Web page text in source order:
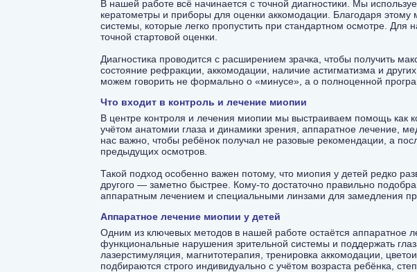
В нашей работе всё начинается с точной диагностики. Мы
кератометры и приборы для оценки аккомодации. Благодаря
системы, которые легко пропустить при стандартном осмотре.
точной стартовой оценки.
Диагностика проводится с расширением зрачка, чтобы получить
состояние рефракции, аккомодации, наличие астигматизма и
можем говорить не формально о «минусе», а о полноценной
Что входит в контроль и лечение миопии
В центре контроля и лечения миопии мы выстраиваем помощь как
учётом анатомии глаза и динамики зрения, аппаратное лечение,
нас важно, чтобы ребёнок получал не разовые рекомендации, а
предыдущих осмотров.
Такой подход особенно важен потому, что миопия у детей редко
другого — заметно быстрее. Кому-то достаточно правильно
аппаратным лечением и специальными линзами для замедления
Аппаратное лечение миопии у детей
Одним из ключевых методов в нашей работе остаётся аппаратное
функциональные нарушения зрительной системы и поддержать
лазерстимуляция, магнитотерапия, тренировка аккомодации,
подбираются строго индивидуально с учётом возраста ребёнка,